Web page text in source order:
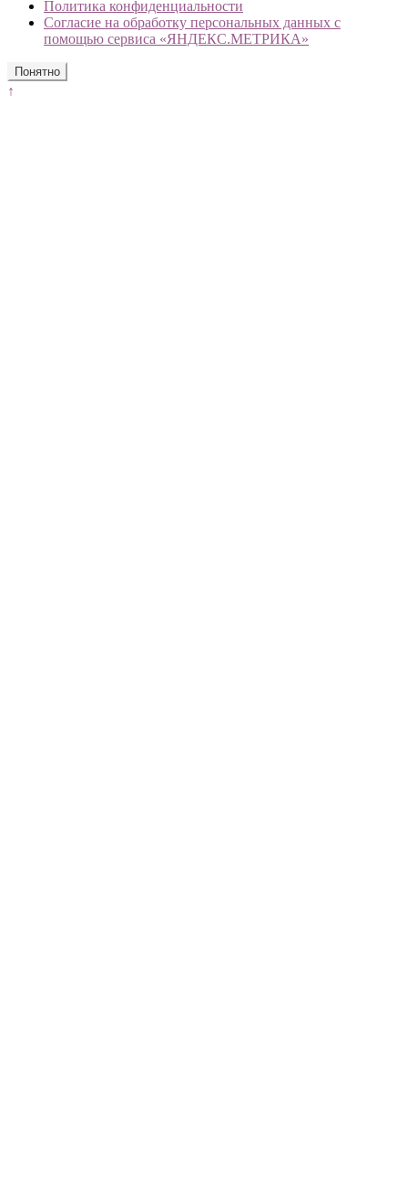
Политика конфиденциальности
Согласие на обработку персональных данных с
помощью сервиса «ЯНДЕКС.МЕТРИКА»
Понятно
↑